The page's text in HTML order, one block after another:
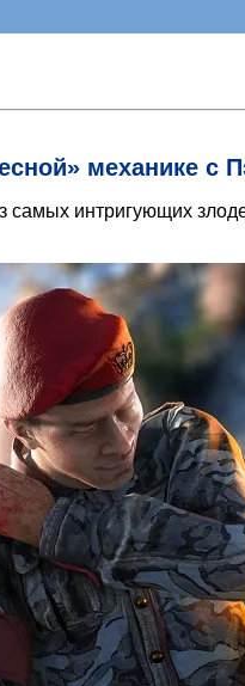
механике с
самых интригующих